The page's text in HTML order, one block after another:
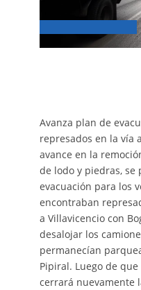
Avanza plan de
represados en la vía
avance en la
de lodo y piedras, se
evacuación para los
encontraban
a Villavicencio con
desalojar los
permanecían
Pipiral. Luego de
cerrará nuevamente